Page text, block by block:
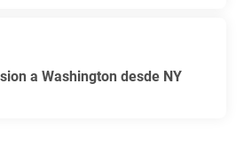
a Washington desde NY